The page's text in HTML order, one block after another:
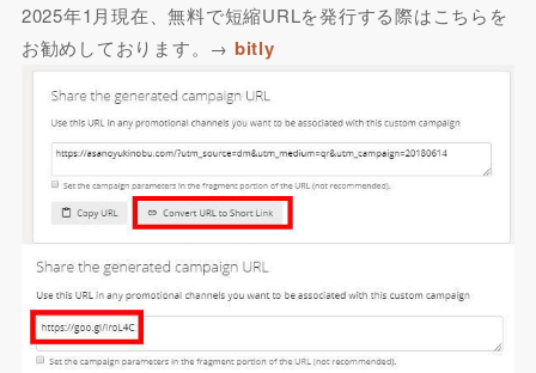
2025年1月現在、無料で短縮URLを発行する際はこちらを
お勧めしております。→ bitly